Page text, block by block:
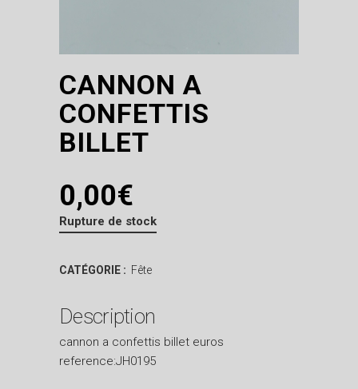
CANNON A
CONFETTIS
BILLET
0,00€
Rupture de stock
CATÉGORIE : Fête
Description
cannon a confettis billet euros
reference:JH0195